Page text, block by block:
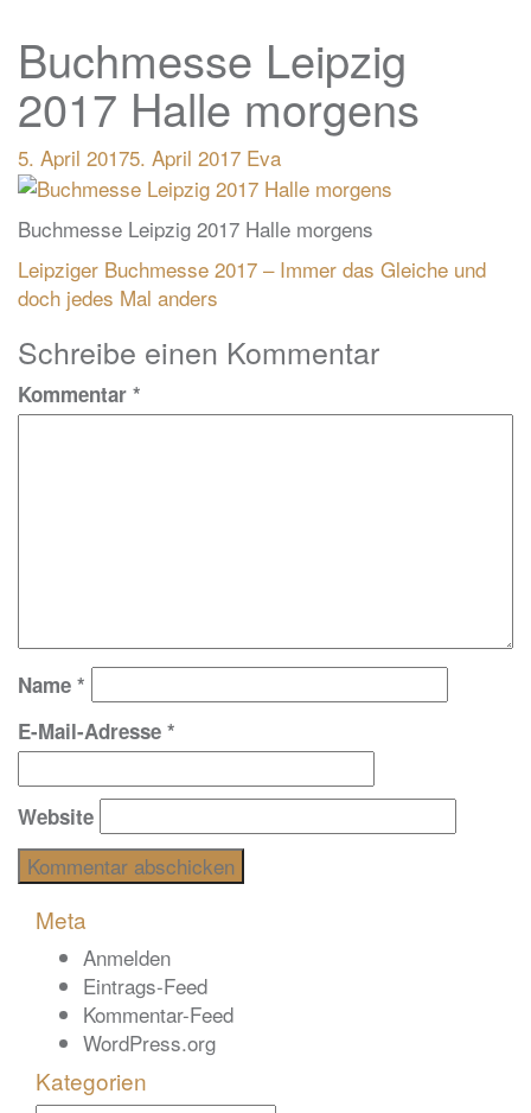
Buchmesse Leipzig
2017 Halle morgens
5. April 20175. April 2017 Eva
Buchmesse Leipzig 2017 Halle morgens
Beitragsnavigation
Leipziger Buchmesse 2017 – Immer das Gleiche und
doch jedes Mal anders
Schreibe einen Kommentar
Kommentar *
Name *
E-Mail-Adresse *
Website
Meta
Anmelden
Eintrags-Feed
Kommentar-Feed
WordPress.org
Kategorien